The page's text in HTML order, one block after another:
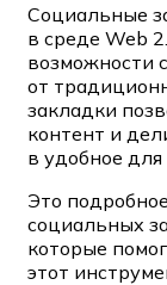
Социальные
в среде Web
возможности
от
закладки
контент и
в удобное для
Это
социальных
которые
этот